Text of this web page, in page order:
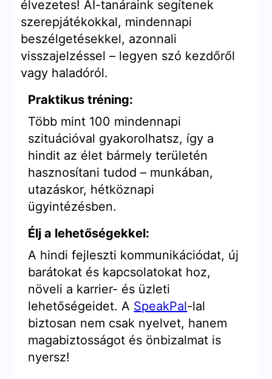
élvezetes! AI-tanáraink segítenek
szerepjátékokkal, mindennapi
beszélgetésekkel, azonnali
visszajelzéssel – legyen szó kezdőről
vagy haladóról.
Praktikus tréning:
Több mint 100 mindennapi
szituációval gyakorolhatsz, így a
hindit az élet bármely területén
hasznosítani tudod – munkában,
utazáskor, hétköznapi
ügyintézésben.
Élj a lehetőségekkel:
A hindi fejleszti kommunikációdat, új
barátokat és kapcsolatokat hoz,
növeli a karrier- és üzleti
lehetőségeidet. A SpeakPal-lal
biztosan nem csak nyelvet, hanem
magabiztosságot és önbizalmat is
nyersz!